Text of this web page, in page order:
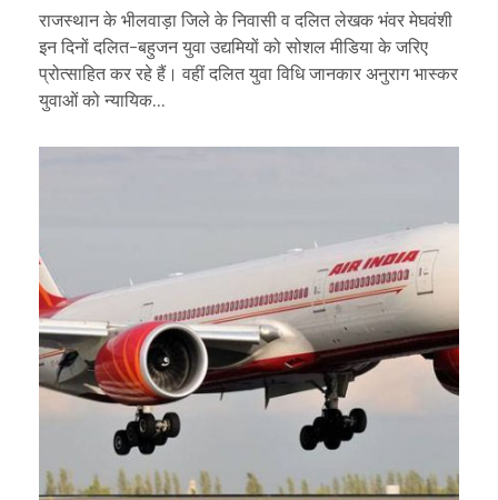
राजस्थान के भीलवाड़ा जिले के निवासी व दलित लेखक भंवर मेघवंशी
इन दिनों दलित-बहुजन युवा उद्यमियों को सोशल मीडिया के जरिए
प्रोत्साहित कर रहे हैं। वहीं दलित युवा विधि जानकार अनुराग भास्कर
युवाओं को न्यायिक...